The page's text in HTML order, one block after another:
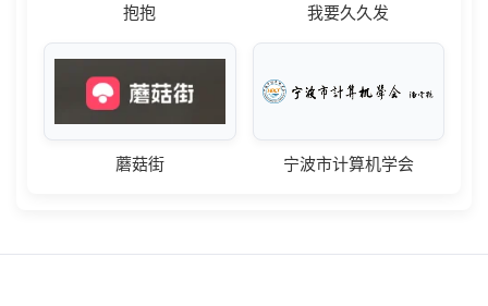
抱抱 我要久久发
蘑菇街 宁波市计算机学会